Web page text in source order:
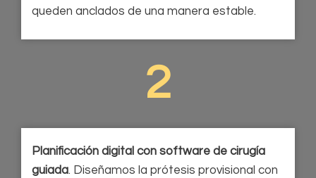
queden anclados de una manera estable.
2
Planificación digital con software de cirugía
guiada. Diseñamos la prótesis provisional con